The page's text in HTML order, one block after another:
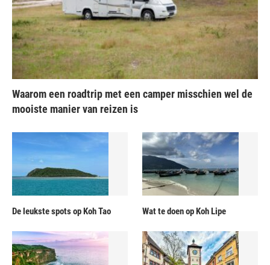
Waarom een roadtrip met een camper misschien wel de
mooiste manier van reizen is
De leukste spots op Koh Tao Wat te doen op Koh Lipe